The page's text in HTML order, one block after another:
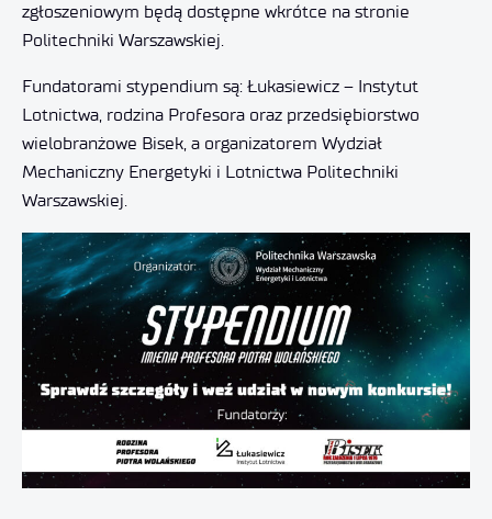
zgłoszeniowym będą dostępne wkrótce na stronie
Politechniki Warszawskiej.
Fundatorami stypendium są: Łukasiewicz – Instytut
Lotnictwa, rodzina Profesora oraz przedsiębiorstwo
wielobranżowe Bisek, a organizatorem Wydział
Mechaniczny Energetyki i Lotnictwa Politechniki
Warszawskiej.